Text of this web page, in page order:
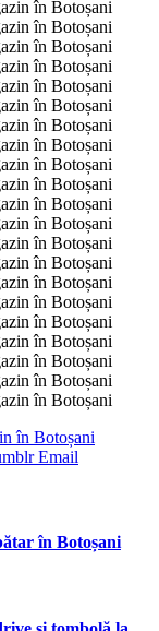
în Botoșani
Email
în Botoșani